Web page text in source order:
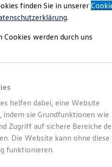
und Gebrauchtwagen
Gebrauchtwagen
Leasing
Leasing
Leasingrate? Eiskalt
finden Sie in unserer
.
Cookies werden durch uns
helfen dabei, eine Website
indem sie Grundfunktionen wie
Zugriff auf sichere Bereiche
Die Website kann ohne diese
funktionieren.